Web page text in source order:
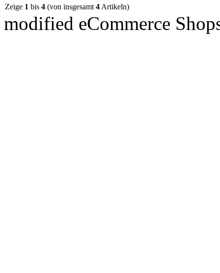
Zeige 1 bis 4 (von insgesamt 4 Artikeln)
modified eCommerce